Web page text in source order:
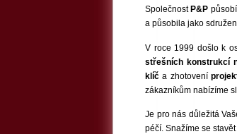
Společnost P&P
a působila jako
V roce 1999 došlo k
střešních konstrukcí
klíč a zhotovení
zákazníkům nabízíme
Je pro nás důležitá
péčí. Snažíme se stavět